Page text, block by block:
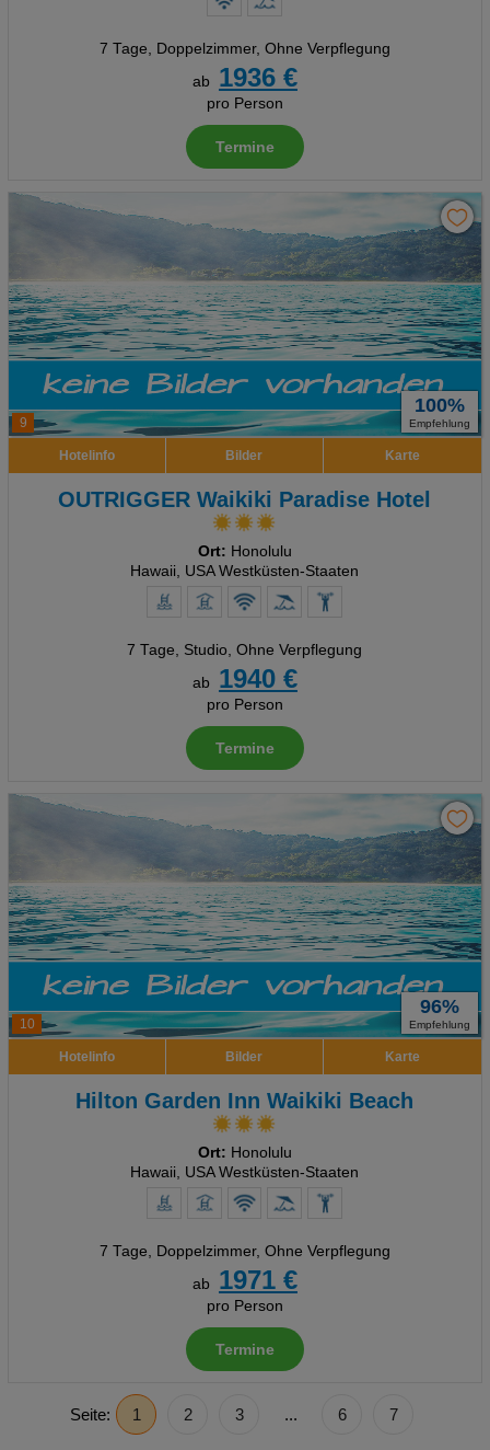
7 Tage, Doppelzimmer, Ohne Verpflegung
ab
1936 €
pro Person
Termine
9
100%
Empfehlung
Hotelinfo Bilder Karte
OUTRIGGER Waikiki Paradise Hotel
Ort: Honolulu
Hawaii, USA Westküsten-Staaten
7 Tage, Studio, Ohne Verpflegung
ab
1940 €
pro Person
Termine
10
96%
Empfehlung
Hotelinfo Bilder Karte
Hilton Garden Inn Waikiki Beach
Ort: Honolulu
Hawaii, USA Westküsten-Staaten
7 Tage, Doppelzimmer, Ohne Verpflegung
ab
1971 €
pro Person
Termine
Seite: 1 2 3 ... 6 7